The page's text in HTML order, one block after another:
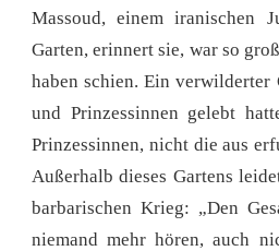
Massoud, einem iranischen
Garten, erinnert sie, war so
haben schien. Ein verwilderter
und Prinzessinnen gelebt
Prinzessinnen, nicht die aus
Außerhalb dieses Gartens
barbarischen Krieg: „Den
niemand mehr hören, auch